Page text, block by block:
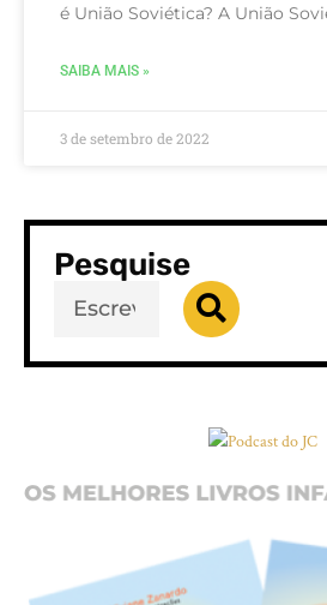
é União Soviética? A União
SAIBA MAIS »
3 de setembro de 2022
Pesquise